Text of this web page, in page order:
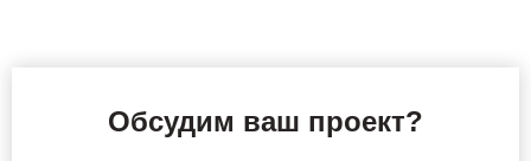
Обсудим ваш проект?